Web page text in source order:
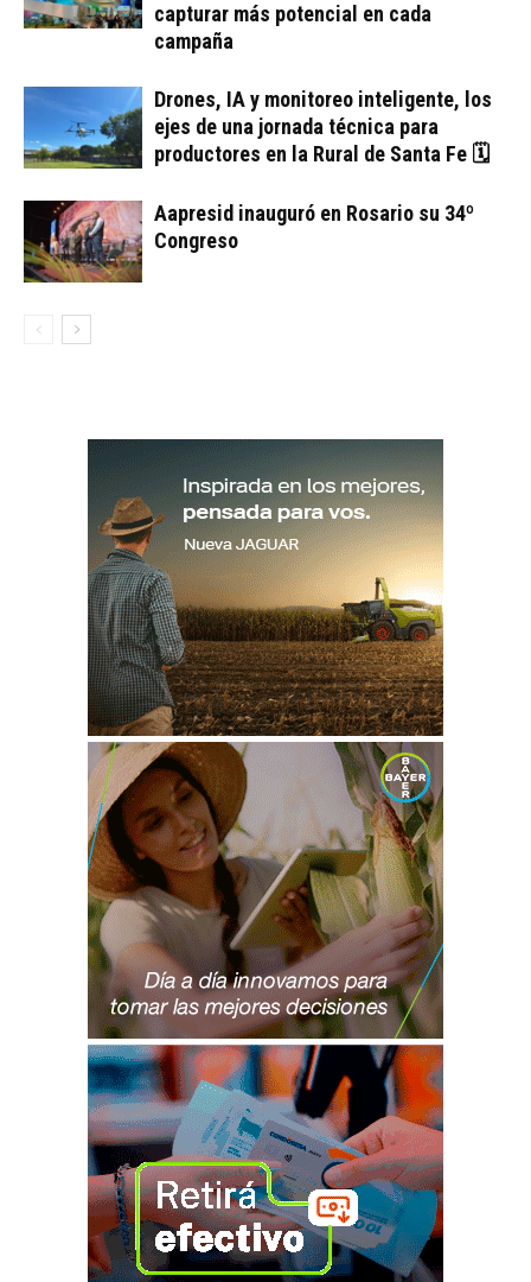
capturar más potencial en cada
campaña
Drones, IA y monitoreo inteligente, los
ejes de una jornada técnica para
productores en la Rural de Santa Fe 🗓
Aapresid inauguró en Rosario su 34º
Congreso